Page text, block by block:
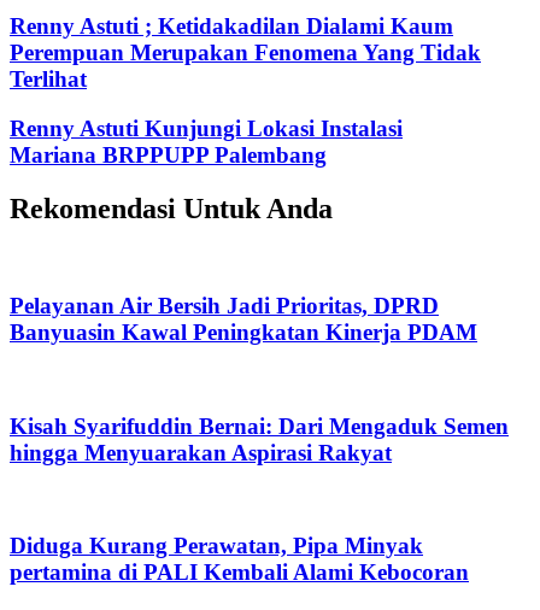
Renny Astuti ; Ketidakadilan Dialami Kaum
Perempuan Merupakan Fenomena Yang Tidak
Terlihat
Renny Astuti Kunjungi Lokasi Instalasi
Mariana BRPPUPP Palembang
Rekomendasi Untuk Anda
Pelayanan Air Bersih Jadi Prioritas, DPRD
Banyuasin Kawal Peningkatan Kinerja PDAM
Kisah Syarifuddin Bernai: Dari Mengaduk Semen
hingga Menyuarakan Aspirasi Rakyat
Diduga Kurang Perawatan, Pipa Minyak
pertamina di PALI Kembali Alami Kebocoran